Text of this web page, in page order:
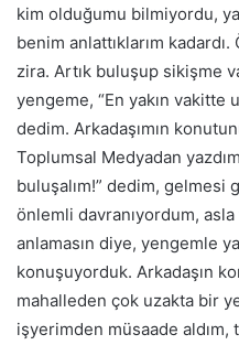
kim olduğumu bilmiyordu,
benim anlattıklarım
zira. Artık buluşup sikişme
yengeme, “En yakın vakitte
dedim. Arkadaşımın
Toplumsal Medyadan
buluşalım!” dedim,
önlemli davranıyordum,
anlamasın diye, yengemle
konuşuyorduk. Arkadaşın
mahalleden çok uzakta bir
işyerimden müsaade